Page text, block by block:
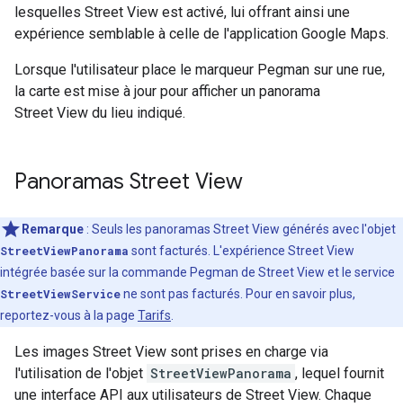
lesquelles Street View est activé, lui offrant ainsi une
expérience semblable à celle de l'application Google Maps.
Lorsque l'utilisateur place le marqueur Pegman sur une rue,
la carte est mise à jour pour afficher un panorama
Street View du lieu indiqué.
Panoramas Street View
Remarque : Seuls les panoramas Street View générés avec l'objet
StreetViewPanorama sont facturés. L'expérience Street View
intégrée basée sur la commande Pegman de Street View et le service
StreetViewServicene sont pas facturés. Pour en savoir plus,
reportez-vous à la page Tarifs
Les images Street View sont prises en charge via
l'utilisation de l'objet StreetViewPanorama , lequel fournit
une interface API aux utilisateurs de Street View. Chaque